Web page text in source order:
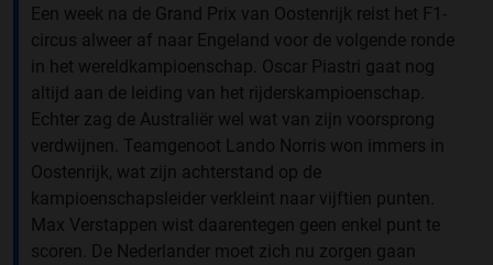
Een week na de Grand Prix van Oostenrijk reist het F1-
circus alweer af naar Engeland voor de volgende ronde
in het wereldkampioenschap. Oscar Piastri gaat nog
altijd aan de leiding van het rijderskampioenschap.
Echter zag de Australiër wel wat van zijn voorsprong
verdwijnen. Teamgenoot Lando Norris won immers in
Oostenrijk, wat zijn achterstand op de
kampioenschapsleider verkleint naar vijftien punten.
Max Verstappen wist daarentegen geen enkel punt te
scoren. De Nederlander moet zich nu zorgen gaan